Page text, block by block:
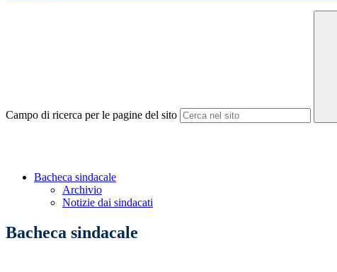
Campo di ricerca per le pagine del sito
Bacheca sindacale
Archivio
Notizie dai sindacati
Bacheca sindacale